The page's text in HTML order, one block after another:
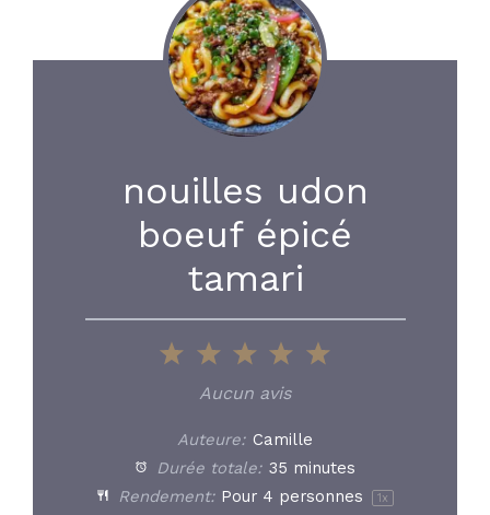
nouilles udon
boeuf épicé
tamari
5
4
3
Stars
2
Stars
1
Star
Aucun avis
Auteure: Camille
Durée totale: 35 minutes
Rendement: Pour 4 personnes 1 x